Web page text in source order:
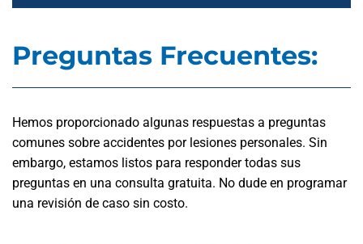
Preguntas Frecuentes:
Hemos proporcionado algunas respuestas a preguntas
comunes sobre accidentes por lesiones personales. Sin
embargo, estamos listos para responder todas sus
preguntas en una consulta gratuita. No dude en programar
una revisión de caso sin costo.